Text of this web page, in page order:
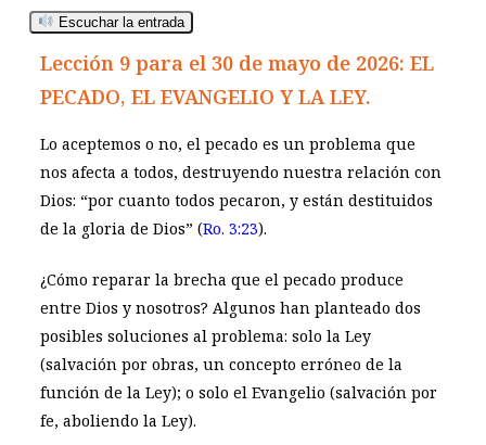
Escuchar la entrada
Lección 9 para el 30 de mayo de 2026: EL
PECADO, EL EVANGELIO Y LA LEY.
Lo aceptemos o no, el pecado es un problema que
nos afecta a todos, destruyendo nuestra relación con
Dios: “por cuanto todos pecaron, y están destituidos
de la gloria de Dios” (Ro. 3:23).
¿Cómo reparar la brecha que el pecado produce
entre Dios y nosotros? Algunos han planteado dos
posibles soluciones al problema: solo la Ley
(salvación por obras, un concepto erróneo de la
función de la Ley); o solo el Evangelio (salvación por
fe, aboliendo la Ley).